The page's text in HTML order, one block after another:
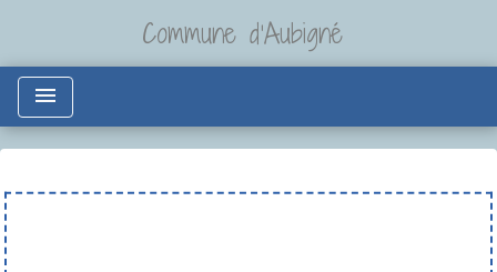
Commune d'Aubigné
menu